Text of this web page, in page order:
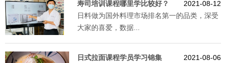
寿司培训课程哪里学比较好？
2021-08-12
日料做为国外料理市场排名第一的品类，深受
大家的喜爱，数据...
日式拉面课程学员学习锦集
2021-08-06